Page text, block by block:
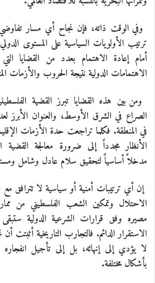
وفي الوقت ذاته، فإن نجاح أي مسار
ترتيب الأولويات السياسية على المستوى
أمام إعادة الاهتمام بعدد من القضايا
الاهتمامات الدولية نتيجة الحروب والأزمات
ومن بين هذه القضايا تبرز القضية
الصراع في الشرق الأوسط، والعنوان الأبرز
في المنطقة. فكلما تراجعت حدة الأزمات
الأنظار مجدداً إلى ضرورة معالجة القضية
مدخلاً أساسياً لتحقيق سلام عادل وشامل
إن أي ترتيبات أمنية أو سياسية لا تترافق
الاحتلال وتمكين الشعب الفلسطيني من
مصيره وفق قرارات الشرعية الدولية
الاستقرار الدائم. فالتجارب التاريخية أثبتت
لا يؤدي إلى إنهائه، بل إلى تأجيل انفجاره
بأشكال مختلفة.